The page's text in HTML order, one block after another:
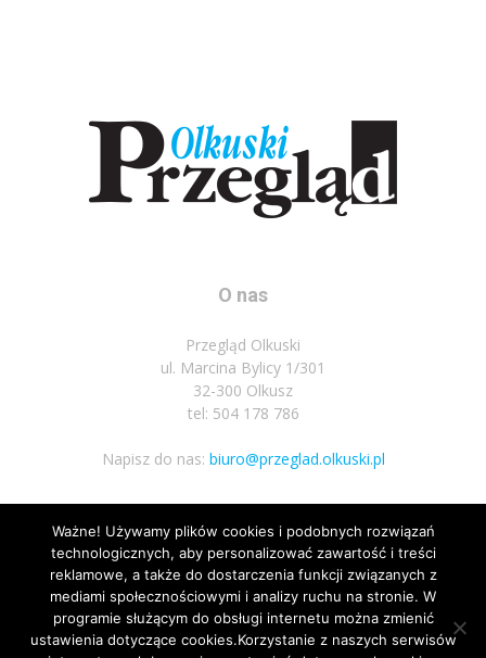
O nas
Przegląd Olkuski
ul. Marcina Bylicy 1/301
32-300 Olkusz
tel: 504 178 786
Napisz do nas: biuro@przeglad.olkuski.pl
Podążaj za nami
Ważne! Używamy plików cookies i podobnych rozwiązań
technologicznych, aby personalizować zawartość i treści
reklamowe, a także do dostarczenia funkcji związanych z
mediami społecznościowymi i analizy ruchu na stronie. W
programie służącym do obsługi internetu można zmienić
ustawienia dotyczące cookies.Korzystanie z naszych serwisów